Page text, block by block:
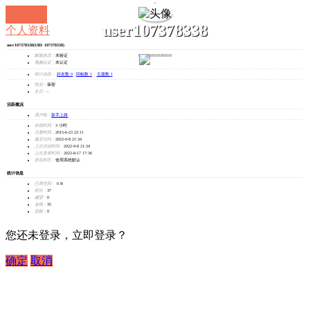
user107378338
发消息
个人资料
user107378338(UID: 107378338)
邮箱状态： 未验证
视频认证： 未认证
统计信息： 好友数 0 回帖数 1 主题数 1
性别： 保密
生日： -
活跃概况
用户组： 新手上路
在线时间： 3 小时
注册时间： 2015-6-23 22:11
最后访问： 2022-9-8 21:34
上次活动时间： 2022-9-8 21:34
上次发表时间： 2022-8-17 17:36
所在时区： 使用系统默认
统计信息
已用空间：
0 B
积分： 37
威望： 0
金钱： 35
贡献： 0
您还未登录，立即登录？
确定 取消